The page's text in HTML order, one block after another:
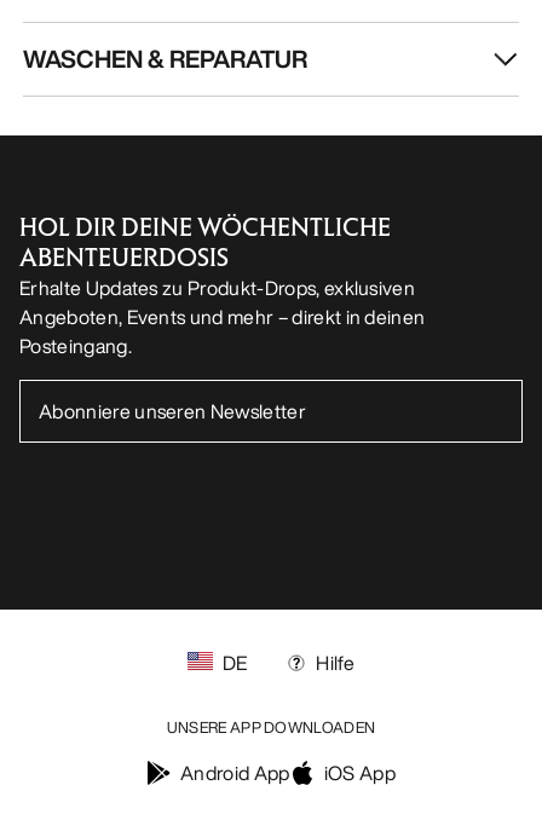
WASCHEN & REPARATUR
HOL DIR DEINE WÖCHENTLICHE
ABENTEUERDOSIS
Erhalte Updates zu Produkt-Drops, exklusiven
Angeboten, Events und mehr – direkt in deinen
Posteingang.
DE Hilfe
UNSERE APP DOWNLOADEN
Android App iOS App